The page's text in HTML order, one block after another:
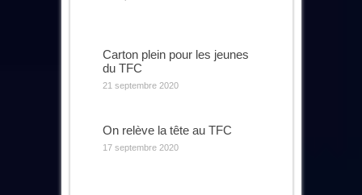
Carton plein pour les jeunes
du TFC
21 septembre 2020
On relève la tête au TFC
17 septembre 2020